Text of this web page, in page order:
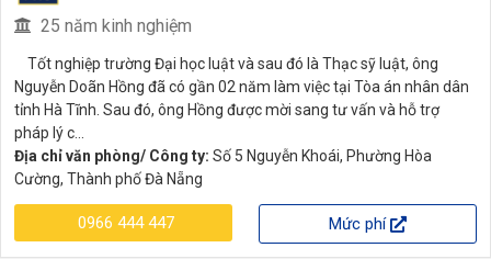
25 năm kinh nghiệm
Tốt nghiệp trường Đại học luật và sau đó là Thạc sỹ luật, ông
Nguyễn Doãn Hồng đã có gần 02 năm làm việc tại Tòa án nhân dân
tỉnh Hà Tĩnh. Sau đó, ông Hồng được mời sang tư vấn và hỗ trợ
pháp lý c...
Địa chỉ văn phòng/ Công ty: Số 5 Nguyễn Khoái, Phường Hòa
Cường, Thành phố Đà Nẵng
0966 444 447 Mức phí